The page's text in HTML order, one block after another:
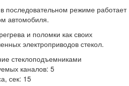
в последовательном режиме работает
автомобиля.
и поломки как своих
электроприводов стекол.
стеклоподъемниками
каналов: 5
сек: 15